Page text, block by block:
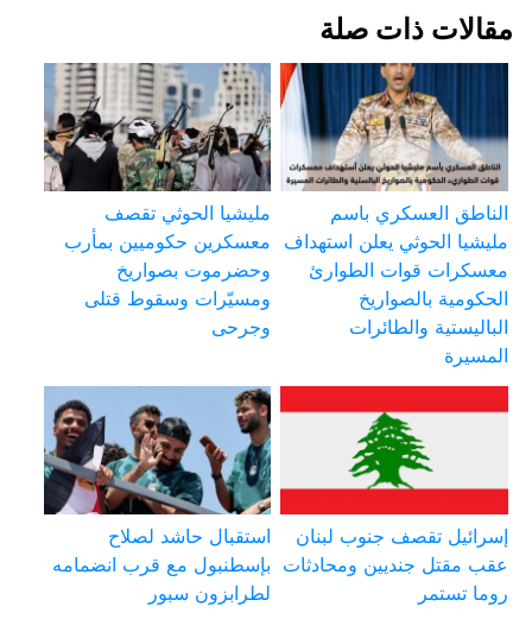
مقالات ذات صلة
الناطق العسكري باسم
مليشيا الحوثي يعلن استهداف
معسكرات قوات الطوارئ
الحكومية بالصواريخ
الباليستية والطائرات
المسيرة
مليشيا الحوثي تقصف
معسكرين حكوميين بمأرب
وحضرموت بصواريخ
ومسيّرات وسقوط قتلى
وجرحى
إسرائيل تقصف جنوب لبنان
عقب مقتل جنديين ومحادثات
روما تستمر
استقبال حاشد لصلاح
بإسطنبول مع قرب انضمامه
لطرابزون سبور